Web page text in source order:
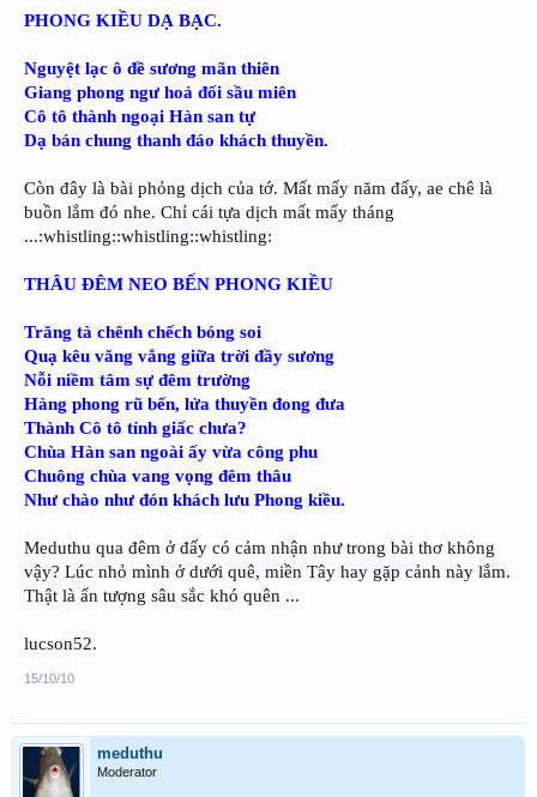
PHONG KIỀU DẠ BẠC.
Nguyệt lạc ô đề sương mãn thiên
Giang phong ngư hoả đối sầu miên
Cô tô thành ngoại Hàn san tự
Dạ bán chung thanh đáo khách thuyền.
Còn đây là bài phỏng dịch của tớ. Mất mấy năm đấy, ae chê là
buồn lắm đó nhe. Chỉ cái tựa dịch mất mấy tháng
...:whistling::whistling::whistling:
THÂU ĐÊM NEO BẾN PHONG KIỀU
Trăng tà chênh chếch bóng soi
Quạ kêu văng vẳng giữa trời đầy sương
Nỗi niềm tâm sự đêm trường
Hàng phong rũ bến, lửa thuyền đong đưa
Thành Cô tô tỉnh giấc chưa?
Chùa Hàn san ngoài ấy vừa công phu
Chuông chùa vang vọng đêm thâu
Như chào như đón khách lưu Phong kiều.
Meduthu qua đêm ở đấy có cảm nhận như trong bài thơ không
vậy? Lúc nhỏ mình ở dưới quê, miền Tây hay gặp cảnh này lắm.
Thật là ấn tượng sâu sắc khó quên ...
lucson52.
15/10/10
meduthu
Moderator